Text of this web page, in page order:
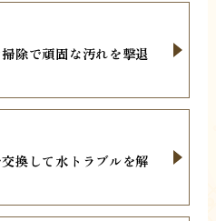
除で頑固な汚れを撃退
換して水トラブルを解